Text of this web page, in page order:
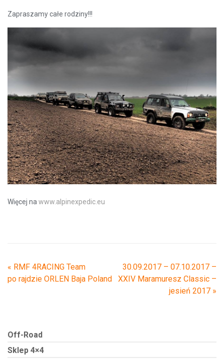
Zapraszamy całe rodziny!!!
Więcej na www.alpinexpedic.eu
« RMF 4RACING Team
po rajdzie ORLEN Baja Poland
30.09.2017 – 07.10.2017 –
XXIV Maramuresz Classic –
jesień 2017 »
Off-Road
Sklep 4×4